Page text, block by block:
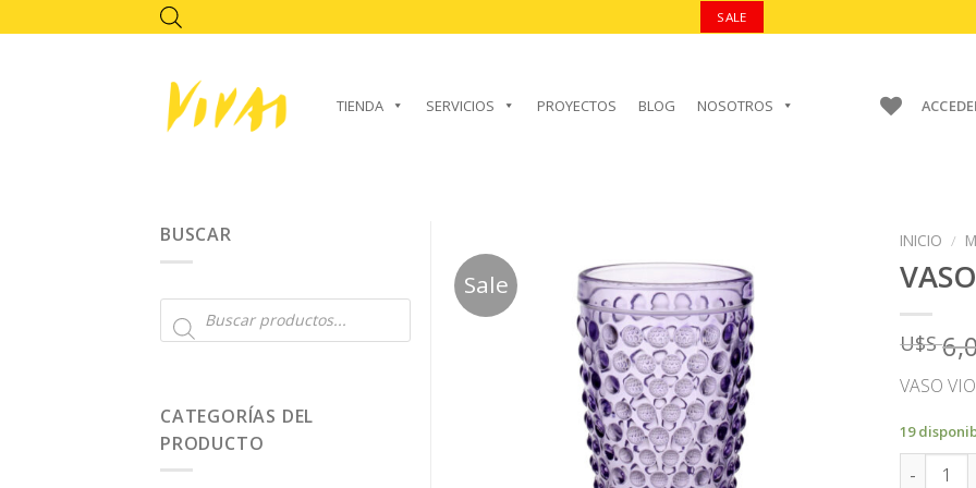
to
SALE
TIENDA SERVICIOS PROYECTOS BLOG NOSOTROS
BUSCAR
Búsqueda
de
CATEGORÍAS DEL
PRODUCTO
Sale
AÑADIR A
FAVORITOS
INICIO /
VASO
U$S
VASO
19
VASO